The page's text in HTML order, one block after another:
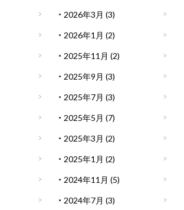
2026年3月 (3)
2026年1月 (2)
2025年11月 (2)
2025年9月 (3)
2025年7月 (3)
2025年5月 (7)
2025年3月 (2)
2025年1月 (2)
2024年11月 (5)
2024年7月 (3)